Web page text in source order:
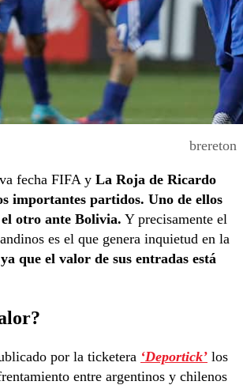
brereton
fecha FIFA y La Roja de Ricardo
importantes partidos. Uno de ellos
otro ante Bolivia. Y precisamente el
es el que genera inquietud en la
ya que el valor de sus entradas está
por la ticketera ‘Deportick’ los
entre argentinos y chilenos